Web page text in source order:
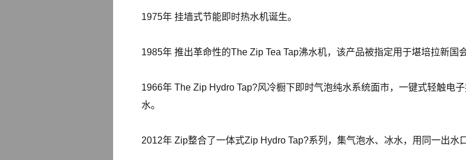
1975年 挂墙式节能即时热水机诞生。
1985年 推出革命性的The Zip Tea Tap沸水机，该产品被指定用于堪培拉新国
1966年 The Zip Hydro Tap?风冷橱下即时气泡纯水系统面市，一键式轻触电
水。
2012年 Zip整合了一体式Zip Hydro Tap?系列，集气泡水、冰水，用同一出水